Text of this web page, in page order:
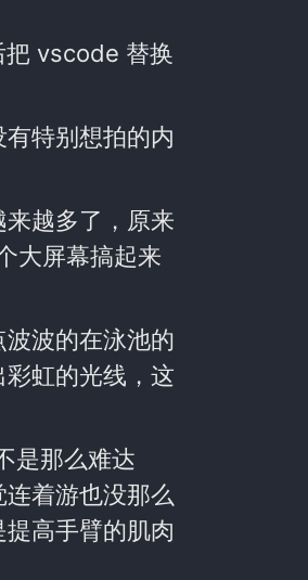
把 vscode 替换
特别想拍的内
越多了，原来
大屏幕搞起来
波的在泳池的
虹的光线，这
是那么难达
着游也没那么
高手臂的肌肉